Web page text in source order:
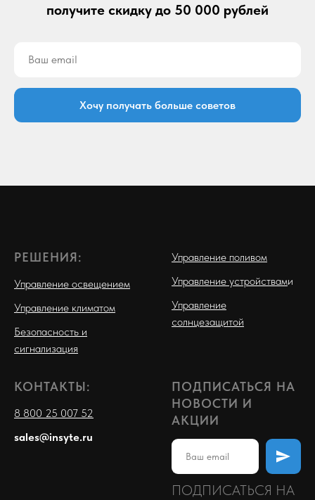
получите скидку до 50 000 рублей
Хочу получать больше советов
РЕШЕНИЯ:
Управление освещением
Управление климатом
Безопасность и
сигнализация
Управление поливом
Управление устройствами
Управление
солнцезащитой
КОНТАКТЫ:
8 800 25 007 52
sales@insyte.ru
ПОДПИСАТЬСЯ НА
НОВОСТИ И
АКЦИИ
ПОДПИСАТЬСЯ НА